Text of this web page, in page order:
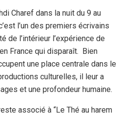
Charef dans la nuit du 9 au
l’un des premiers écrivains
de l’intérieur l’expérience de
France qui disparaît. Bien
une place centrale dans le
culturelles, il leur a
et une profondeur humaine.
associé à “Le Thé au harem